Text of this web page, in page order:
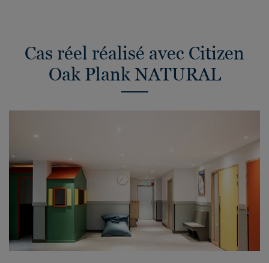
Cas réel réalisé avec Citizen
Oak Plank NATURAL